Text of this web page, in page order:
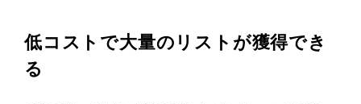
低コストで大量のリストが獲得でき
る